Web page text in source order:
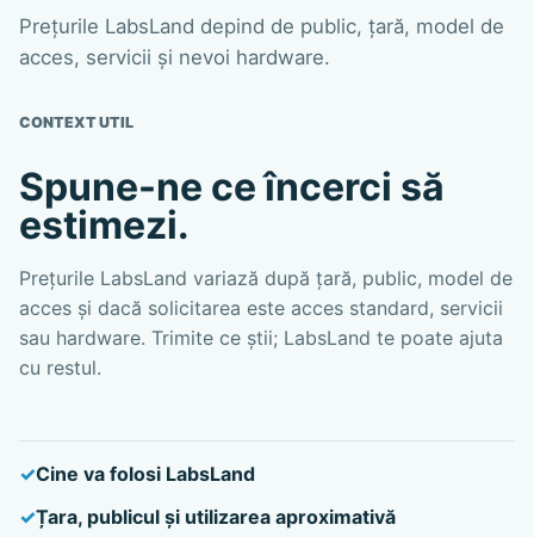
Prețurile LabsLand depind de public, țară, model de
acces, servicii și nevoi hardware.
CONTEXT UTIL
Spune-ne ce încerci să
estimezi.
Prețurile LabsLand variază după țară, public, model de
acces și dacă solicitarea este acces standard, servicii
sau hardware. Trimite ce știi; LabsLand te poate ajuta
cu restul.
Cine va folosi LabsLand
Țara, publicul și utilizarea aproximativă